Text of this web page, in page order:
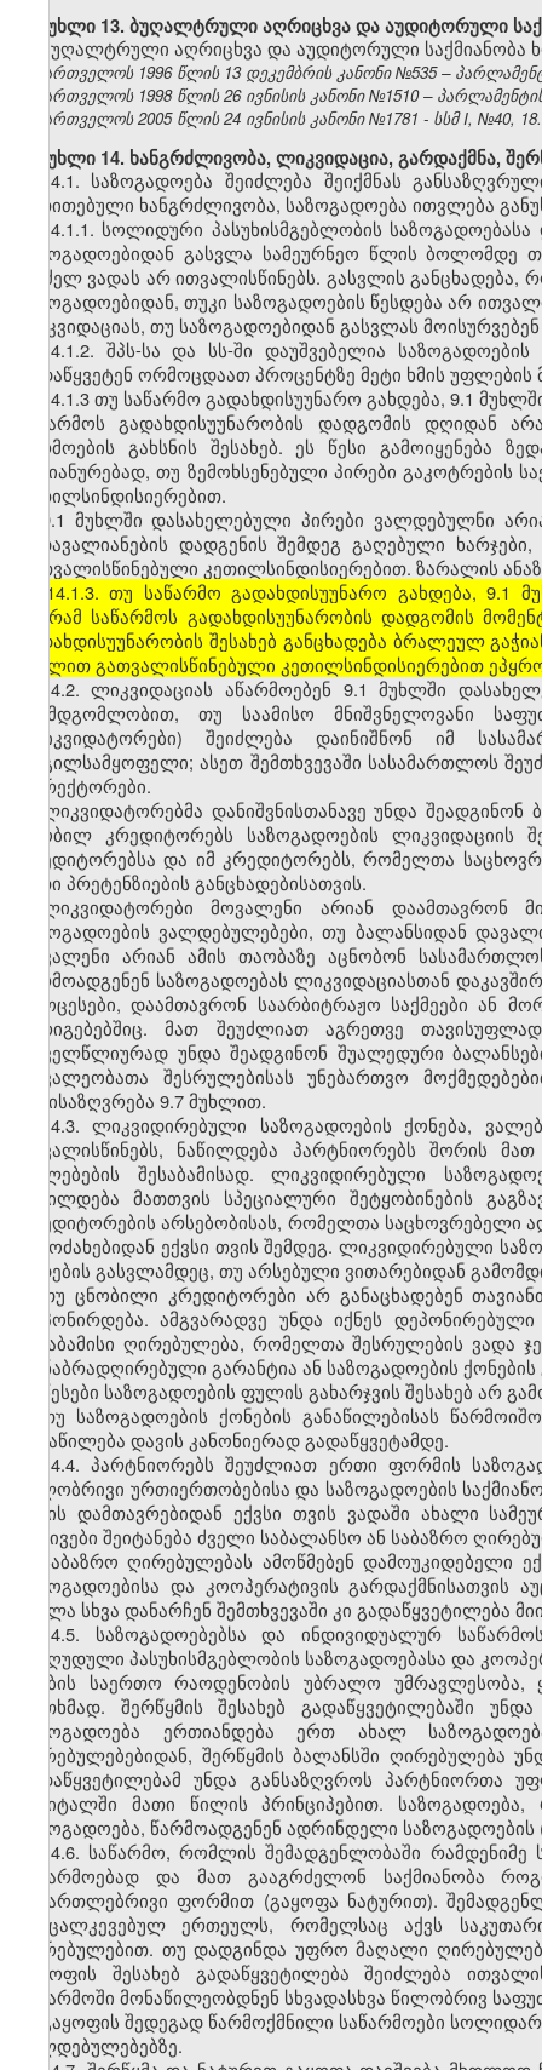
მუხლი 13. ბუღალტრული აღრიცხვა და აუდიტორული
ბუღალტრული აღრიცხვა და აუდიტორული საქმიანობა
საქართველოს 1996 წლის 13 დეკემბრის კანონი №535 –
საქართველოს 1998 წლის 26 ივნისის კანონი №1510 –
საქართველოს 2005 წლის 24 ივნისის კანონი №1781 - სსმ I, №40,
მუხლი 14. ხანგრძლივობა, ლიკვიდაცია, გარდაქმნა,
14.1. საზოგადოება შეიძლება შეიქმნას
მითითებული ხანგრძლივობა, საზოგადოება ითვლება
14.1.1. სოლიდური პასუხისმგებლობის
საზოგადოებიდან გასვლა სამეურნეო წლის ბოლომდე
გრძელ ვადას არ ითვალისწინებს. გასვლის
საზოგადოებიდან, თუკი საზოგადოების წესდება არ
ლიკვიდაციას, თუ საზოგადოებიდან გასვლას
14.1.2. შპს-სა და სს-ში დაუშვებელია
გადაწყვეტენ ორმოცდაათ პროცენტზე მეტი ხმის
14.1.3 თუ საწარმო გადახდისუუნარო გახდება, 9.1
საწარმოს გადახდისუუნარობის დადგომის დღიდან
წარმოების გახსნის შესახებ. ეს წესი გამოიყენება
გაჭიანურებად, თუ ზემოხსენებული პირები გაკოტრების
კეთილსინდისიერებით.
9.1 მუხლში დასახელებული პირები ვალდებულნი
ზედავალიანების დადგენის შემდეგ გაღებული
გათვალისწინებული კეთილსინდისიერებით. ზარალის
[14.1.3. თუ საწარმო გადახდისუუნარო გახდება, 9.1
მაგრამ საწარმოს გადახდისუუნარობის დადგომის
გადახდისუუნარობის შესახებ განცხადება ბრალეულ
მუხლით გათვალისწინებული კეთილსინდისიერებით
14.2. ლიკვიდაციას აწარმოებენ 9.1 მუხლში
შუამდგომლობით, თუ საამისო მნიშვნელოვანი
(ლიკვიდატორები) შეიძლება დაინიშნონ იმ
ადგილსამყოფელი; ასეთ შემთხვევაში სასამართლოს
დირექტორები.
ლიკვიდატორებმა დანიშვნისთანავე უნდა
ცნობილ კრედიტორებს საზოგადოების ლიკვიდაციის
კრედიტორებსა და იმ კრედიტორებს, რომელთა
მათი პრეტენზიების განცხადებისათვის.
ლიკვიდატორები მოვალენი არიან დაამთავრონ
საზოგადოების ვალდებულებები, თუ ბალანსიდან
მოვალენი არიან ამის თაობაზე აცნობონ
წარმოადგენენ საზოგადოებას ლიკვიდაციასთან
პროცესები, დაამთავრონ საარბიტრაჟო საქმეები
გარიგებებშიც. მათ შეუძლიათ აგრეთვე
ყოველწლიურად უნდა შეადგინონ შუალედური
მოვალეობათა შესრულებისას უნებართვო
განისაზღვრება 9.7 მუხლით.
14.3. ლიკვიდირებული საზოგადოების ქონება,
ითვალისწინებს, ნაწილდება პარტნიორებს შორის
უფლებების შესაბამისად. ლიკვიდირებული
ნაწილდება მათთვის სპეციალური შეტყობინების
კრედიტორების არსებობისას, რომელთა საცხოვრებელი
გამოძახებიდან ექვსი თვის შემდეგ. ლიკვიდირებული
ვადების გასვლამდეც, თუ არსებული ვითარებიდან
თუ ცნობილი კრედიტორები არ განაცხადებენ
დეპონირდება. ამგვარადვე უნდა იქნეს
შესაბამისი ღირებულება, რომელთა შესრულების
თანაბრადღირებული გარანტია ან საზოგადოების
წესები საზოგადოების ფულის გახარჯვის შესახებ არ
თუ საზოგადოების ქონების განაწილებისას
განაწილება დავის კანონიერად გადაწყვეტამდე.
14.4. პარტნიორებს შეუძლიათ ერთი ფორმის
წილობრივი ურთიერთობებისა და საზოგადოების
წლის დამთავრებიდან ექვსი თვის ვადაში ახალი
აქტივები შეიტანება ძველი საბალანსო ან საბაზრო
საბაზრო ღირებულებას ამოწმებენ დამოუკიდებელი
საზოგადოებისა და კოოპერატივის
ყველა სხვა დანარჩენ შემთხვევაში კი გადაწყვეტილება
14.5. საზოგადოებებსა და ინდივიდუალურ
შეზღუდული პასუხისმგებლობის საზოგადოებასა და
ხმების საერთო რაოდენობის უბრალო უმრავლესობა,
ერთხმად. შერწყმის შესახებ გადაწყვეტილებაში
საზოგადოება ერთიანდება ერთ ახალ
ღირებულებებიდან, შერწყმის ბალანსში ღირებულება
გადაწყვეტილებამ უნდა განსაზღვროს პარტნიორთა
კაპიტალში მათი წილის პრინციპებით.
საზოგადოება, წარმოადგენენ ადრინდელი
14.6. საწარმო, რომლის შემადგენლობაში
საწარმოებად და მათ გააგრძელონ საქმიანობა
სამართლებრივი ფორმით (გაყოფა ნატურით).
განცალკევებულ ერთეულს, რომელსაც აქვს
ღირებულებით. თუ დადგინდა უფრო მაღალი
გაყოფის შესახებ გადაწყვეტილება შეიძლება
საწარმოში მონაწილეობდნენ სხვადასხვა წილობრივ
გაყოფის შედეგად წარმოქმნილი საწარმოები
ვალდებულებებზე.